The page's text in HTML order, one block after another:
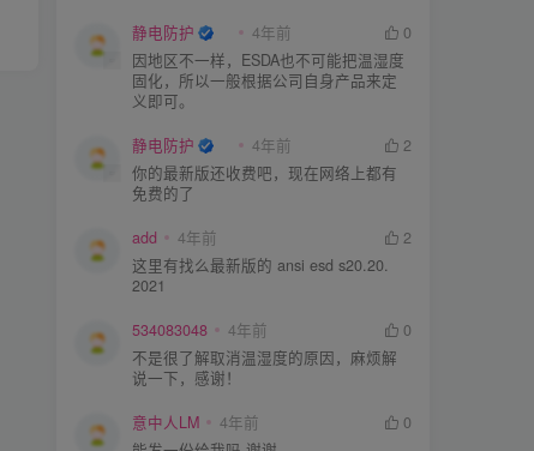
静电防护
4年前
0
因地区不一样，ESDA也不可能把温湿度
固化，所以一般根据公司自身产品来定
义即可。
静电防护 4年前
2
你的最新版还收费吧，现在网络上都有
免费的了
add 4年前
2
这里有找么最新版的 ansi esd s20.20.
2021
534083048 4年前
0
不是很了解取消温湿度的原因，麻烦解
说一下，感谢！
意中人LM 4年前
0